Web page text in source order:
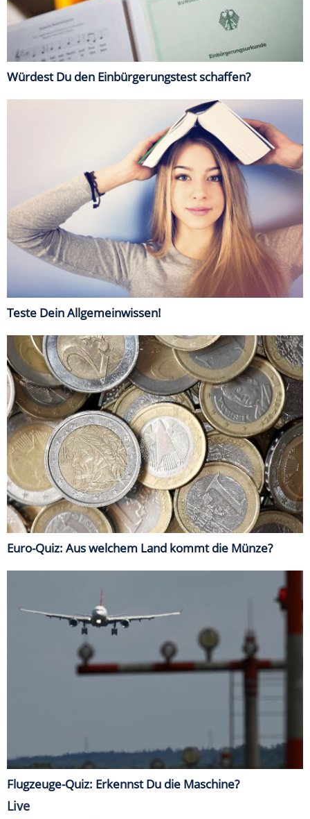
Würdest Du den Einbürgerungstest schaffen?
Teste Dein Allgemeinwissen!
Euro-Quiz: Aus welchem Land kommt die Münze?
Flugzeuge-Quiz: Erkennst Du die Maschine?
Live